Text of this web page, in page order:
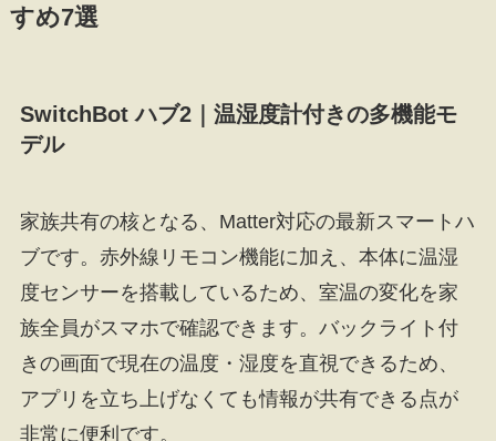
すめ7選
SwitchBot ハブ2｜温湿度計付きの多機能モ
デル
家族共有の核となる、Matter対応の最新スマートハ
ブです。赤外線リモコン機能に加え、本体に温湿
度センサーを搭載しているため、室温の変化を家
族全員がスマホで確認できます。バックライト付
きの画面で現在の温度・湿度を直視できるため、
アプリを立ち上げなくても情報が共有できる点が
非常に便利です。